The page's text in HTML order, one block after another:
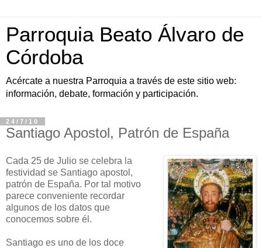
Parroquia Beato Álvaro de
Córdoba
Acércate a nuestra Parroquia a través de este sitio web:
información, debate, formación y participación.
24/7/10
Santiago Apostol, Patrón de España
Cada 25 de Julio se celebra la
festividad se Santiago apostol,
patrón de España. Por tal motivo
parece conveniente recordar
algunos de los datos que
conocemos sobre él.
Santiago es uno de los doce